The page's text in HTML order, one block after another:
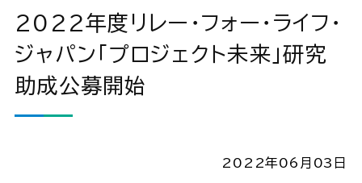
2022年度リレー・フォー・ライフ・
ジャパン「プロジェクト未来」研究
助成公募開始
2022年06月03日